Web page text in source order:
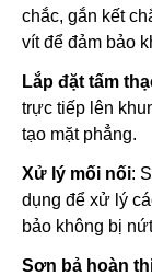
chắc, gắn kết
vít để đảm bảo
Lắp đặt tấm
trực tiếp lên
tạo mặt phẳng.
Xử lý mối nối:
dụng để xử lý
bảo không bị
Sơn bả hoàn